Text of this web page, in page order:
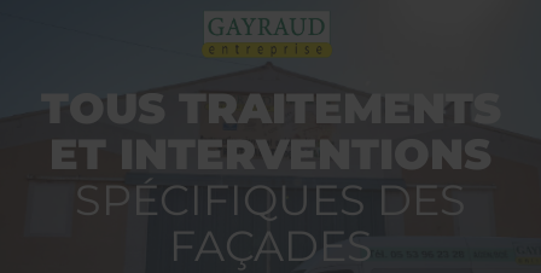
TOUS TRAITEMENTS
ET INTERVENTIONS
SPÉCIFIQUES DES
FAÇADES